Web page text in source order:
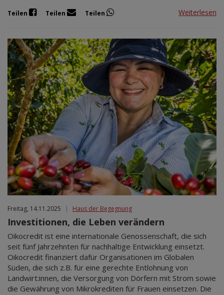
Teilen Teilen Teilen Weiterlesen
Freitag, 14.11.2025 | Haus der Begegnung
Investitionen, die Leben verändern
Oikocredit ist eine internationale Genossenschaft, die sich
seit fünf Jahrzehnten für nachhaltige Entwicklung einsetzt.
Oikocredit finanziert dafür Organisationen im Globalen
Süden, die sich z.B. für eine gerechte Entlohnung von
Landwirt:innen, die Versorgung von Dörfern mit Strom sowie
die Gewährung von Mikrokrediten für Frauen einsetzen. Die